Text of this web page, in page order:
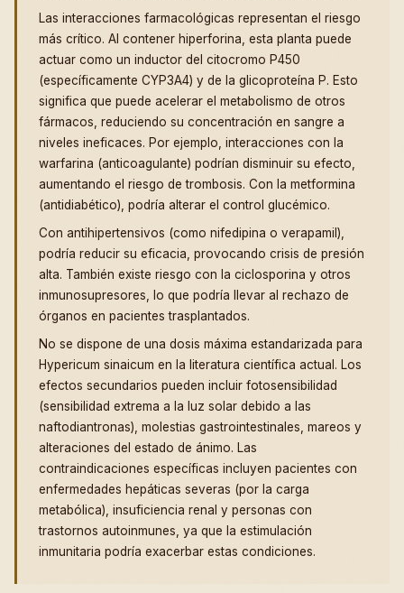
Las interacciones farmacológicas representan el riesgo
más crítico. Al contener hiperforina, esta planta puede
actuar como un inductor del citocromo P450
(específicamente CYP3A4) y de la glicoproteína P. Esto
significa que puede acelerar el metabolismo de otros
fármacos, reduciendo su concentración en sangre a
niveles ineficaces. Por ejemplo, interacciones con la
warfarina (anticoagulante) podrían disminuir su efecto,
aumentando el riesgo de trombosis. Con la metformina
(antidiabético), podría alterar el control glucémico.
Con antihipertensivos (como nifedipina o verapamil),
podría reducir su eficacia, provocando crisis de presión
alta. También existe riesgo con la ciclosporina y otros
inmunosupresores, lo que podría llevar al rechazo de
órganos en pacientes trasplantados.
No se dispone de una dosis máxima estandarizada para
Hypericum sinaicum en la literatura científica actual. Los
efectos secundarios pueden incluir fotosensibilidad
(sensibilidad extrema a la luz solar debido a las
naftodiantronas), molestias gastrointestinales, mareos y
alteraciones del estado de ánimo. Las
contraindicaciones específicas incluyen pacientes con
enfermedades hepáticas severas (por la carga
metabólica), insuficiencia renal y personas con
trastornos autoinmunes, ya que la estimulación
inmunitaria podría exacerbar estas condiciones.